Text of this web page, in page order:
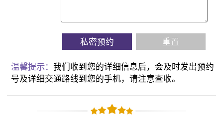
私密预约 重置
温馨提示：我们收到您的详细信息后，会及时发出预约
号及详细交通路线到您的手机，请注意查收。